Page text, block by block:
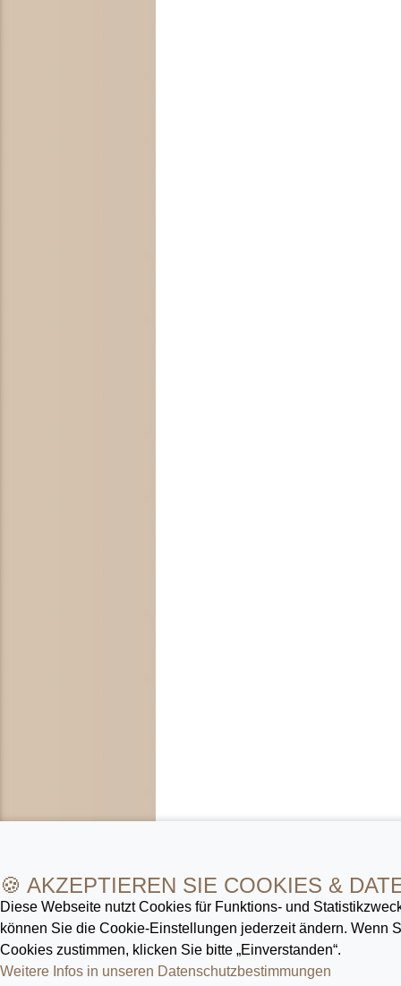
🍪 AKZEPTIEREN SIE COOKIES &
Diese Webseite nutzt Cookies für Funktions- und
können Sie die Cookie-Ein­stellungen jederzeit ändern. Wenn
Cookies zustimmen, klicken Sie bitte „Einverstanden“.
Weitere Infos in unseren Datenschutz­bestimmungen